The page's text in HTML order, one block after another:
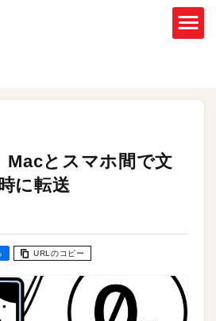
Macとスマホ間で文
に転送
URLのコピー